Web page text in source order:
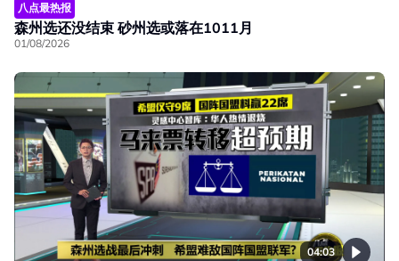
八点最热报
森州选还没结束 砂州选或落在1011月
01/08/2026
04:03